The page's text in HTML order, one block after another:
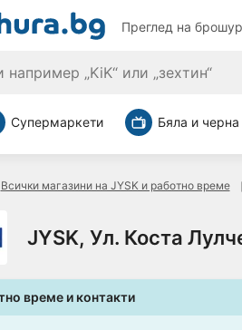
Преглед на
Супермаркети Бяла и черна
Всички магазини на JYSK и работно време
JYSK, Ул. Коста
време и контакти